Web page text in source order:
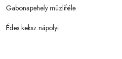
Gabonapehely müzliféle
Édes keksz nápolyi